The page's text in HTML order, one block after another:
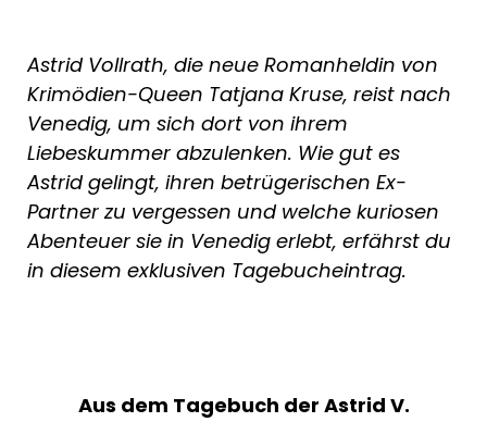
Astrid Vollrath, die neue Romanheldin von
Krimödien-Queen Tatjana Kruse, reist nach
Venedig, um sich dort von ihrem
Liebeskummer abzulenken. Wie gut es
Astrid gelingt, ihren betrügerischen Ex-
Partner zu vergessen und welche kuriosen
Abenteuer sie in Venedig erlebt, erfährst du
in diesem exklusiven Tagebucheintrag.
Aus dem Tagebuch der Astrid V.